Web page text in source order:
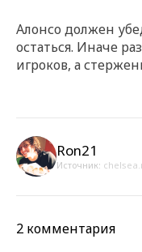
Алонсо должен
остаться. Иначе
игроков, а
Ron21
Источник:
2 комментария